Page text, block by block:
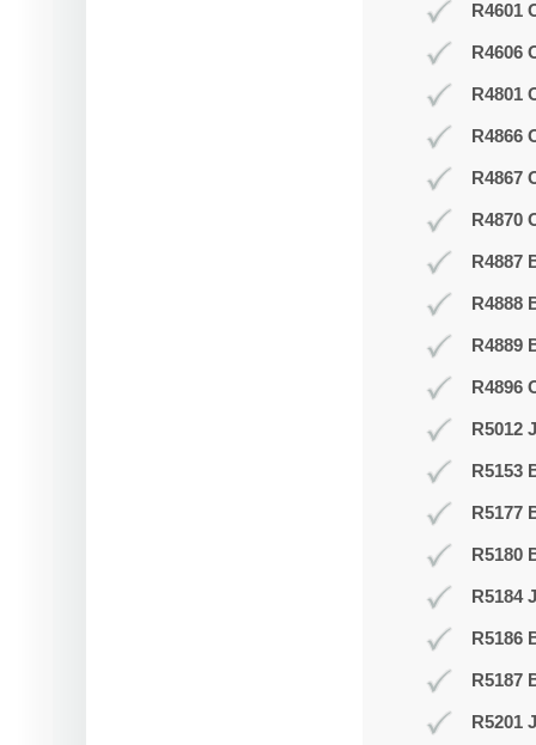
R4601
R4606
R4801
R4866
R4867
R4870
R4887
R4888
R4889
R4896
R5012
R5153
R5177
R5180
R5184
R5186
R5187
R5201